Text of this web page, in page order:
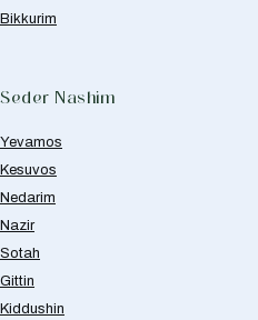
Bikkurim
Seder Nashim
Yevamos
Kesuvos
Nedarim
Nazir
Sotah
Gittin
Kiddushin